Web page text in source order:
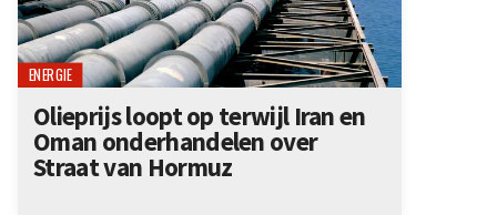
ENERGIE
Olieprijs loopt op terwijl Iran en
Oman onderhandelen over
Straat van Hormuz